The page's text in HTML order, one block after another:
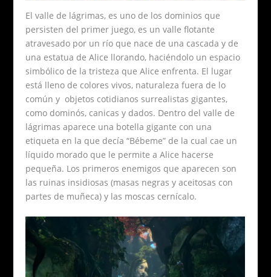
El valle de lágrimas, es uno de los dominios que
persisten del primer juego, es un valle flotante
atravesado por un río que nace de una cascada y de
una estatua de Alice llorando, haciéndolo un espacio
simbólico de la tristeza que Alice enfrenta. El lugar
está lleno de colores vivos, naturaleza fuera de lo
común y objetos cotidianos surrealistas gigantes,
como dominós, canicas y dados. Dentro del valle de
lágrimas aparece una botella gigante con una
etiqueta en la que decía “Bébeme” de la cual cae un
líquido morado que le permite a Alice hacerse
pequeña. Los primeros enemigos que aparecen son
las ruinas insidiosas (masas negras y aceitosas con
partes de muñeca) y las moscas cernícalo.